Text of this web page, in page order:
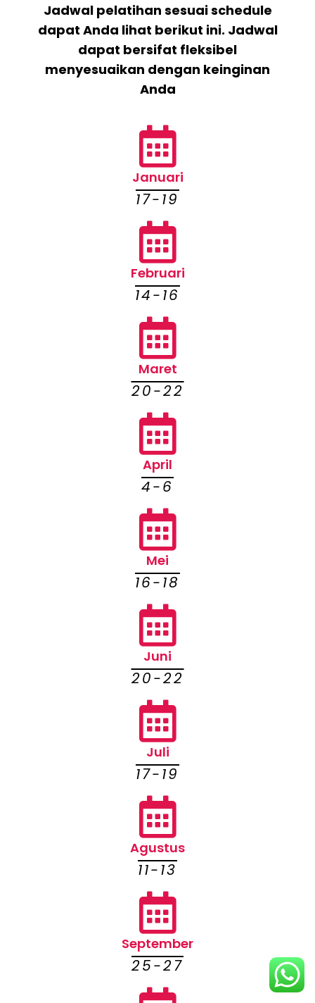
Jadwal pelatihan sesuai schedule
dapat Anda lihat berikut ini. Jadwal
dapat bersifat fleksibel
menyesuaikan dengan keinginan
Anda
Januari
17-19
Februari
14-16
Maret
20-22
April
4-6
Mei
16-18
Juni
20-22
Juli
17-19
Agustus
11-13
September
25-27